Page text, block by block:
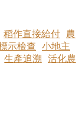
稻作直接給付
農
示檢查
小地主
生產追溯
活化農